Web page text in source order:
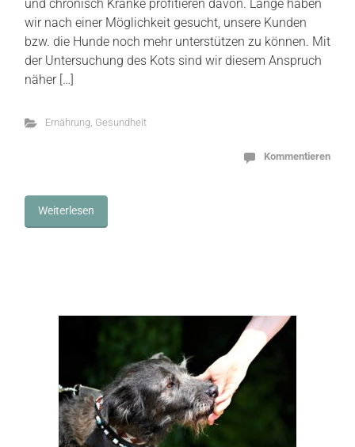
und chronisch Kranke profitieren davon. Lange haben
wir nach einer Möglichkeit gesucht, unsere Kunden
bzw. die Hunde noch mehr unterstützen zu können. Mit
der Untersuchung des Kots sind wir diesem Anspruch
näher […]
Ernährung, Gesundheit
Kommentieren
Weiterlesen